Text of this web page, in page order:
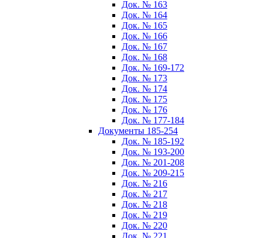
Док. № 163
Док. № 164
Док. № 165
Док. № 166
Док. № 167
Док. № 168
Док. № 169-172
Док. № 173
Док. № 174
Док. № 175
Док. № 176
Док. № 177-184
Документы 185-254
Док. № 185-192
Док. № 193-200
Док. № 201-208
Док. № 209-215
Док. № 216
Док. № 217
Док. № 218
Док. № 219
Док. № 220
Док. № 221